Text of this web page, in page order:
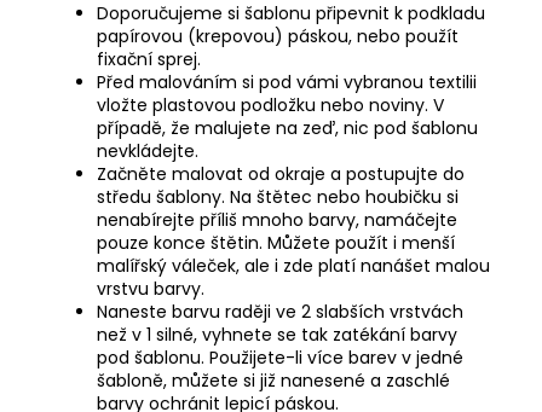
Doporučujeme si šablonu připevnit k podkladu
papírovou (krepovou) páskou, nebo použít
fixační sprej.
Před malováním si pod vámi vybranou textilii
vložte plastovou podložku nebo noviny. V
případě, že malujete na zeď, nic pod šablonu
nevkládejte.
Začněte malovat od okraje a postupujte do
středu šablony. Na štětec nebo houbičku si
nenabírejte příliš mnoho barvy, namáčejte
pouze konce štětin. Můžete použít i menší
malířský váleček, ale i zde platí nanášet malou
vrstvu barvy.
Naneste barvu raději ve 2 slabších vrstvách
než v 1 silné, vyhnete se tak zatékání barvy
pod šablonu. Použijete-li více barev v jedné
šabloně, můžete si již nanesené a zaschlé
barvy ochránit lepicí páskou.